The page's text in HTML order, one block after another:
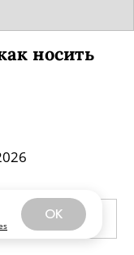
OK
носить
ВЫХОДА